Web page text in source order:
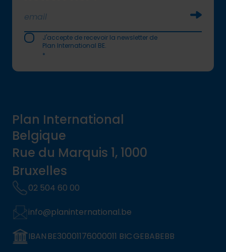
J'accepte de recevoir la newsletter de
Plan International BE.
*
Plan International
Belgique
Rue du Marquis 1, 1000
Bruxelles
02 504 60 00
info@planinternational.be
IBAN BE30001176000011 BIC GEBABEBB